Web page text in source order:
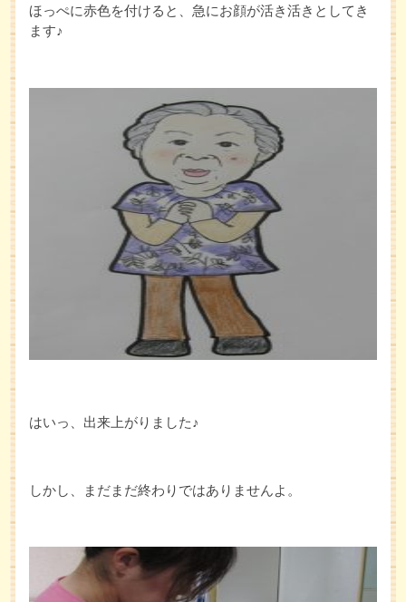
ほっぺに赤色を付けると、急にお顔が活き活きとしてき
ます♪
はいっ、出来上がりました♪
しかし、まだまだ終わりではありませんよ。